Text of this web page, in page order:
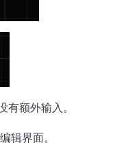
额外输入。
辑界面。